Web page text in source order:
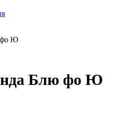
фо Ю
Блю фо Ю